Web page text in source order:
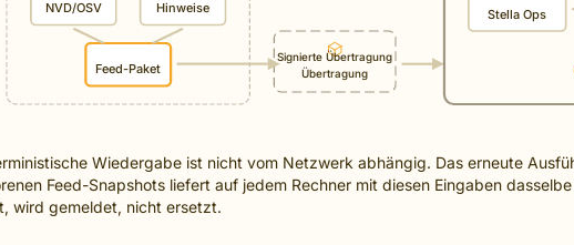
NVD/OSV Hinweise
Feed-Paket
Signierte Übertragung
Übertragung
Stella Ops
Wiedergabe ist nicht vom Netzwerk abhängig. Das erneute
Feed-Snapshots liefert auf jedem Rechner mit diesen Eingaben
wird gemeldet, nicht ersetzt.